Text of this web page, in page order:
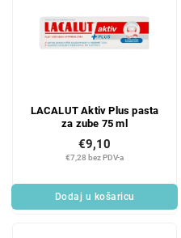
LACALUT Aktiv Plus pasta
za zube 75 ml
€7,28 bez PDV-a
€9,10
Dodaj u košaricu